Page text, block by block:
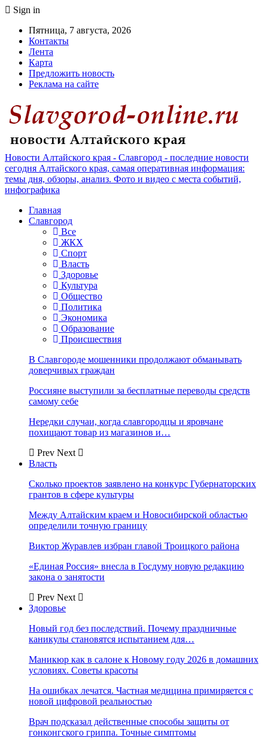
Sign in
Пятница, 7 августа, 2026
Контакты
Лента
Карта
Предложить новость
Реклама на сайте
Новости Алтайского края - Славгород - последние новости
сегодня Алтайского края, самая оперативная информация:
темы дня, обзоры, анализ. Фото и видео с места событий,
инфографика
Главная
Славгород
Все
ЖКХ
Спорт
Власть
Здоровье
Культура
Общество
Политика
Экономика
Образование
Происшествия
В Славгороде мошенники продолжают обманывать
доверчивых граждан
Россияне выступили за бесплатные переводы средств
самому себе
Нередки случаи, когда славгородцы и яровчане
похищают товар из магазинов и…
Prev Next
Власть
Сколько проектов заявлено на конкурс Губернаторских
грантов в сфере культуры
Между Алтайским краем и Новосибирской областью
определили точную границу
Виктор Журавлев избран главой Троицкого района
«Единая Россия» внесла в Госдуму новую редакцию
закона о занятости
Prev Next
Здоровье
Новый год без последствий. Почему праздничные
каникулы становятся испытанием для…
Маникюр как в салоне к Новому году 2026 в домашних
условиях. Советы красоты
На ошибках лечатся. Частная медицина примиряется с
новой цифровой реальностью
Врач подсказал действенные способы защиты от
гонконгского гриппа. Точные симптомы